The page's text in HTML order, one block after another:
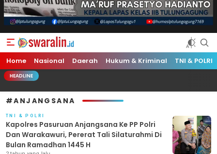
Swara Lin
Independent, Tajam & Profesional
Home Nasional Daerah Hukum & Kriminal TNI & POLRI
HEADLINE
#ANJANGSANA
TNI & POLRI
Kapolres Pasuruan Anjangsana Ke PP Polri
Dan Warakawuri, Pererat Tali Silaturahmi Di
Bulan Ramadhan 1445 H